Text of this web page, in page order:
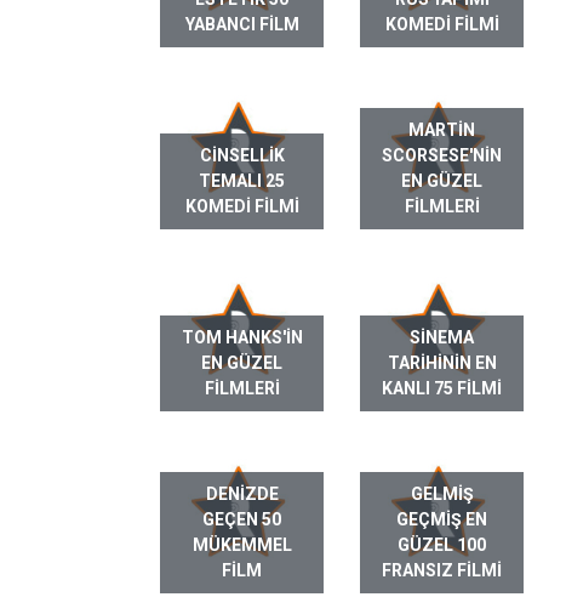
YABANCI FILM
KOMEDI FILMI
CINSELLIK
TEMALI 25
KOMEDI FILMI
MARTIN
SCORSESE'NIN
EN GÜZEL
FILMLERI
TOM HANKS'IN
EN GÜZEL
FILMLERI
SINEMA
TARIHININ EN
KANLI 75 FILMI
DENIZDE
GEÇEN 50
MÜKEMMEL
FILM
GELMIŞ
GEÇMIŞ EN
GÜZEL 100
FRANSIZ FILMI